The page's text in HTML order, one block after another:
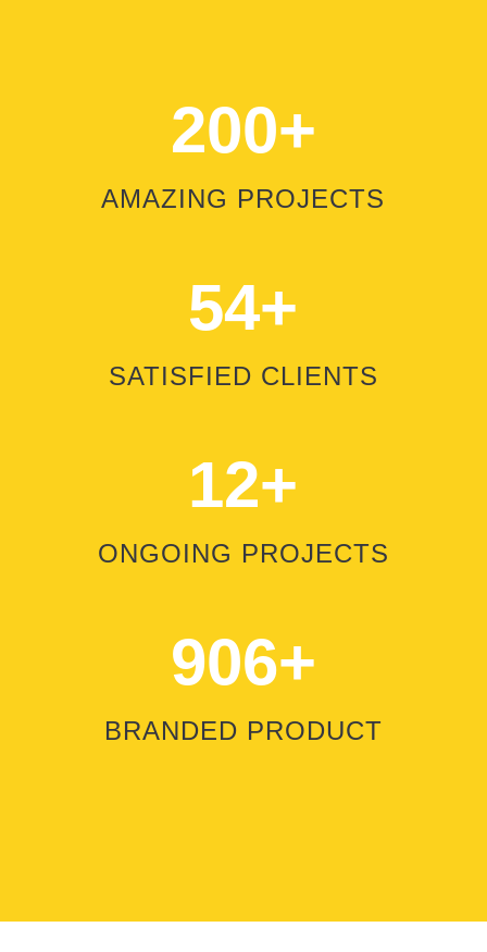
200+
AMAZING PROJECTS
54+
SATISFIED CLIENTS
12+
ONGOING PROJECTS
906+
BRANDED PRODUCT